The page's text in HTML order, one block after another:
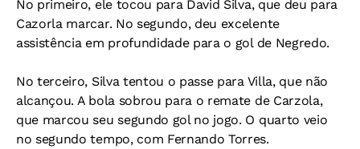
No primeiro, ele tocou para David Silva, que deu para
Cazorla marcar. No segundo, deu excelente
assistência em profundidade para o gol de Negredo.
No terceiro, Silva tentou o passe para Villa, que não
alcançou. A bola sobrou para o remate de Carzola,
que marcou seu segundo gol no jogo. O quarto veio
no segundo tempo, com Fernando Torres.